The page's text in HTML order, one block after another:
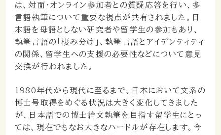
は、対面・オンライン参加者との質疑応答を行い、多
言語執筆について重要な視点が共有されました。日
本語を母語としない研究者や留学生の参加もあり、
執筆言語の「棲み分け」、執筆言語とアイデンティティ
の関係、留学生への支援の必要性などについて意見
交換が行われました。
1980年代から現代に至るまで、日本において文系の
博士号取得をめぐる状況は大きく変化してきました
が、日本語での博士論文執筆を目指す留学生にとっ
ては、現在でもなお大きなハードルが存在します。今